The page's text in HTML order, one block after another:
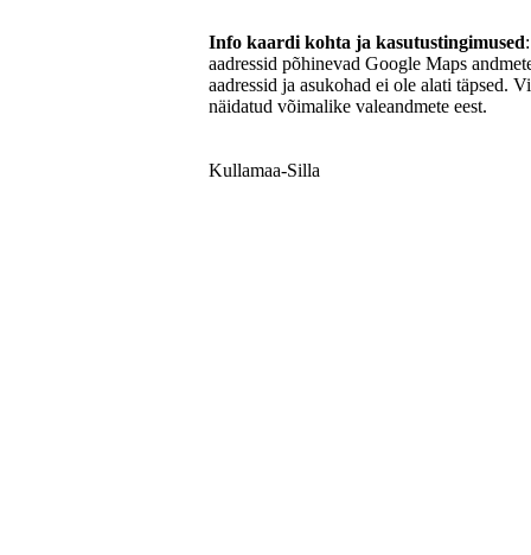
Info kaardi kohta ja kasutustingimused
aadressid põhinevad Google Maps
aadressid ja asukohad ei ole alati täpsed.
näidatud võimalike valeandmete eest.
Kullamaa-Silla